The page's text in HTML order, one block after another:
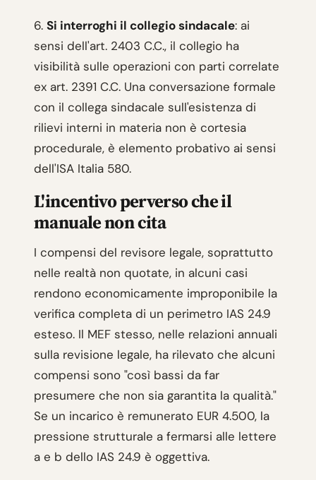
6. Si interroghi il collegio sindacale: ai
sensi dell'art. 2403 C.C., il collegio ha
visibilità sulle operazioni con parti correlate
ex art. 2391 C.C. Una conversazione formale
con il collega sindacale sull'esistenza di
rilievi interni in materia non è cortesia
procedurale, è elemento probativo ai sensi
dell'ISA Italia 580.
L'incentivo perverso che il
manuale non cita
I compensi del revisore legale, soprattutto
nelle realtà non quotate, in alcuni casi
rendono economicamente improponibile la
verifica completa di un perimetro IAS 24.9
esteso. Il MEF stesso, nelle relazioni annuali
sulla revisione legale, ha rilevato che alcuni
compensi sono "così bassi da far
presumere che non sia garantita la qualità."
Se un incarico è remunerato EUR 4.500, la
pressione strutturale a fermarsi alle lettere
a e b dello IAS 24.9 è oggettiva.